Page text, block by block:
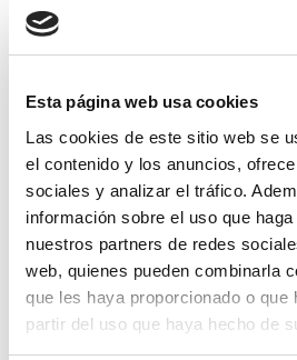
Esta página web usa cookies
Las cookies de este sitio web se
el contenido y los anuncios,
sociales y analizar el tráfico.
información sobre el uso que
nuestros partners de redes
web, quienes pueden combinarla
que les haya proporcionado o que
partir del uso que haya hecho de
asiento vehículo rm63b
380,67€